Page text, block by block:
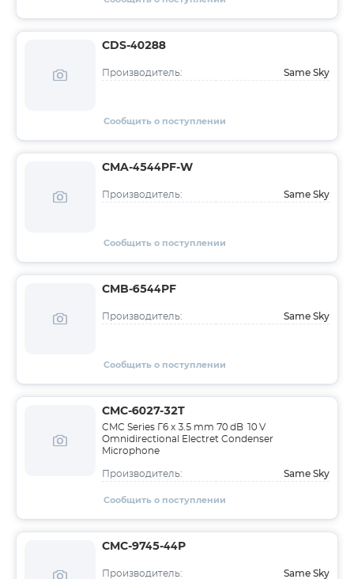
CDS-40288
Производитель: Same Sky
Сообщить о поступлении
CMA-4544PF-W
Производитель: Same Sky
Сообщить о поступлении
CMB-6544PF
Производитель: Same Sky
Сообщить о поступлении
CMC-6027-32T
CMC Series Г6 x 3.5 mm 70 dB 10 V
Omnidirectional Electret Condenser
Microphone
Производитель: Same Sky
Сообщить о поступлении
CMC-9745-44P
Производитель: Same Sky